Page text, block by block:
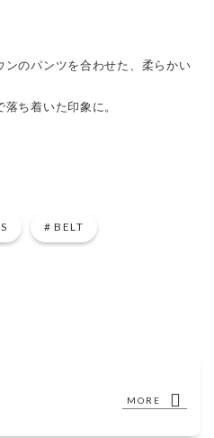
のパンツを合わせた、柔らかい
ち着いた印象に。
BELT
MORE